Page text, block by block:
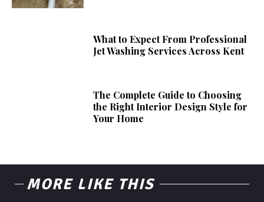
What to Expect From Professional
Jet Washing Services Across Kent
The Complete Guide to Choosing
the Right Interior Design Style for
Your Home
MORE LIKE THIS